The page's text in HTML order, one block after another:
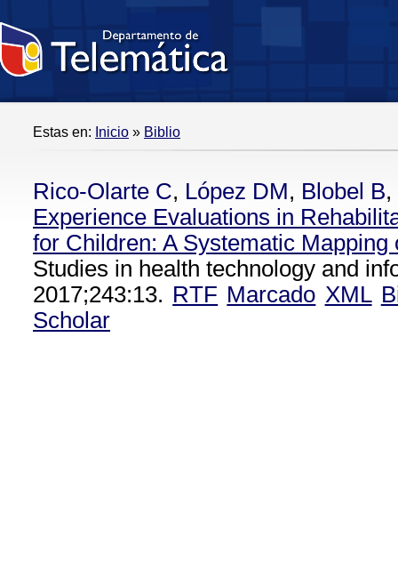
Estas en: Inicio » Biblio
Rico-Olarte C, López DM, Blobel B,
Experience Evaluations in
for Children: A Systematic Mapping
Studies in health technology and
2017;243:13. RTF Marcado XML
Scholar